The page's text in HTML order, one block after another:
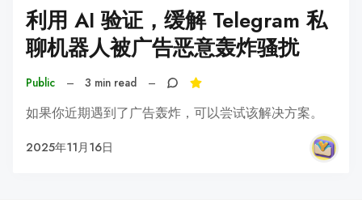
利用 AI 验证，缓解 Telegram 私
聊机器人被广告恶意轰炸骚扰
Public – 3 min read –
如果你近期遇到了广告轰炸，可以尝试该解决方案。
2025年11月16日